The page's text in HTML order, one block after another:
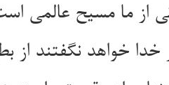
خدا خواهد نگفتند